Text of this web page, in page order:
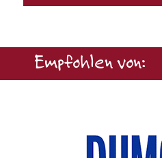
Empfohlen von: